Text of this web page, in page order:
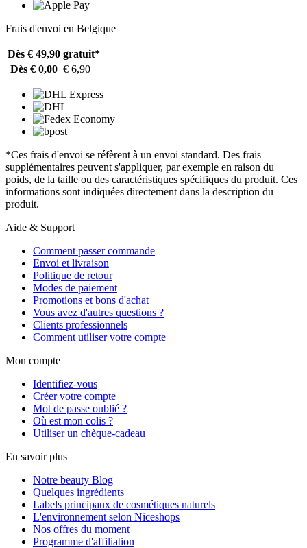
Frais d'envoi en Belgique
Dès € 49,90 gratuit*
Dès € 0,00 € 6,90
*Ces frais d'envoi se réfèrent à un envoi standard. Des frais
supplémentaires peuvent s'appliquer, par exemple en raison du
poids, de la taille ou des caractéristiques spécifiques du produit. Ces
informations sont indiquées directement dans la description du
produit.
Aide & Support
Comment passer commande
Envoi et livraison
Politique de retour
Modes de paiement
Promotions et bons d'achat
Vous avez d'autres questions ?
Clients professionnels
Comment utiliser votre compte
Mon compte
Identifiez-vous
Créer votre compte
Mot de passe oublié ?
Où est mon colis ?
Utiliser un chèque-cadeau
En savoir plus
Notre beauty Blog
Quelques ingrédients
Labels principaux de cosmétiques naturels
L'environnement selon Niceshops
Nos offres du moment
Programme d'affiliation